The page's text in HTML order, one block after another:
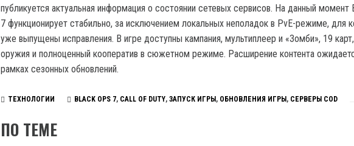
публикуется актуальная информация о состоянии сетевых сервисов. На данный момент
7 функционирует стабильно, за исключением локальных неполадок в PvE-режиме, для
уже выпущены исправления. В игре доступны кампания, мультиплеер и «Зомби», 19
оружия и полноценный кооператив в сюжетном режиме. Расширение контента
рамках сезонных обновлений.
ТЕХНОЛОГИИ BLACK OPS 7, CALL OF DUTY, ЗАПУСК ИГРЫ , ОБНОВЛЕНИЯ ИГРЫ , СЕРВЕРЫ COD
ПО ТЕМЕ